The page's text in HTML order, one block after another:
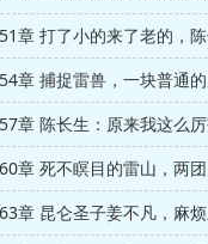
章 打了小的来了老的，
章 捕捉雷兽，一块普通
章 陈长生：原来我这么
章 死不瞑目的雷山，两
章 昆仑圣子姜不凡，麻